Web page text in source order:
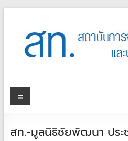
สท.-มูลนิธิชัยพัฒนา ประ